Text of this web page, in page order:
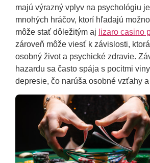
majú výrazný vplyv na psychológiu
mnohých hráčov, ktorí hľadajú
môže stať dôležitým aj lizaro casino
zároveň môže viesť k závislosti,
osobný život a psychické zdravie.
hazardu sa často spája s pocitmi
depresie, čo narúša osobné vzťahy